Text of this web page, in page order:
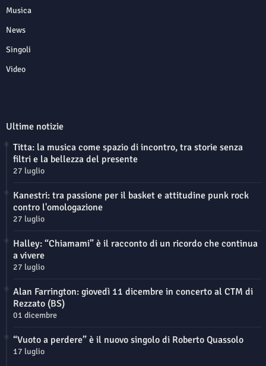
Musica
News
Singoli
Video
Ultime notizie
Titta: la musica come spazio di incontro, tra storie senza
filtri e la bellezza del presente
27 luglio
Kanestri: tra passione per il basket e attitudine punk rock
contro l'omologazione
27 luglio
Halley: “Chiamami” è il racconto di un ricordo che continua
a vivere
27 luglio
Alan Farrington: giovedì 11 dicembre in concerto al CTM di
Rezzato (BS)
01 dicembre
“Vuoto a perdere” è il nuovo singolo di Roberto Quassolo
17 luglio